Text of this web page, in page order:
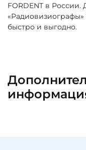
FORDENT в России.
быстро и выгодно.